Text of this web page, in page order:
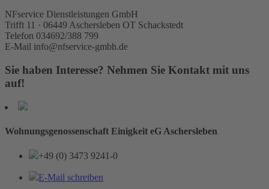
NFservice Dienstleistungen GmbH
Trifft 11 · 06449 Aschersleben OT Schackstedt
Telefon 034692/388 799
E-Mail info@nfservice-gmbh.de
Sie haben Interesse? Nehmen Sie Kontakt mit uns
auf!
Wohnungsgenossenschaft Einigkeit eG Aschersleben
+49 (0) 3473 9241-0
E-Mail schreiben